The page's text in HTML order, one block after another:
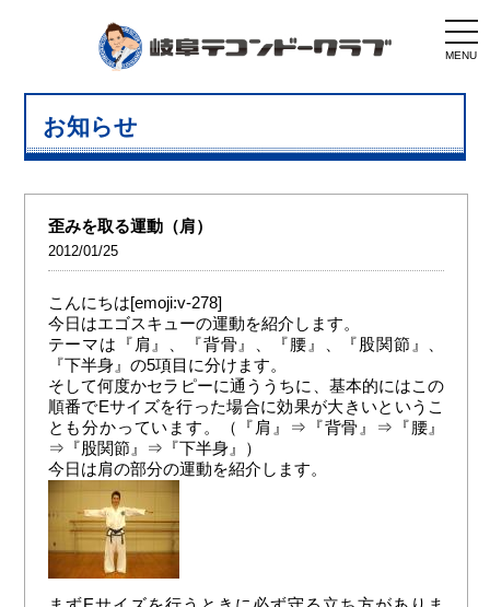
MENU
お知らせ
歪みを取る運動（肩）
2012/01/25
こんにちは[emoji:v-278]
今日はエゴスキューの運動を紹介します。
テーマは『肩』、『背骨』、『腰』、『股関節』、
『下半身』の5項目に分けます。
そして何度かセラピーに通ううちに、基本的にはこの
順番でEサイズを行った場合に効果が大きいというこ
とも分かっています。（『肩』⇒『背骨』⇒『腰』
⇒『股関節』⇒『下半身』）
今日は肩の部分の運動を紹介します。